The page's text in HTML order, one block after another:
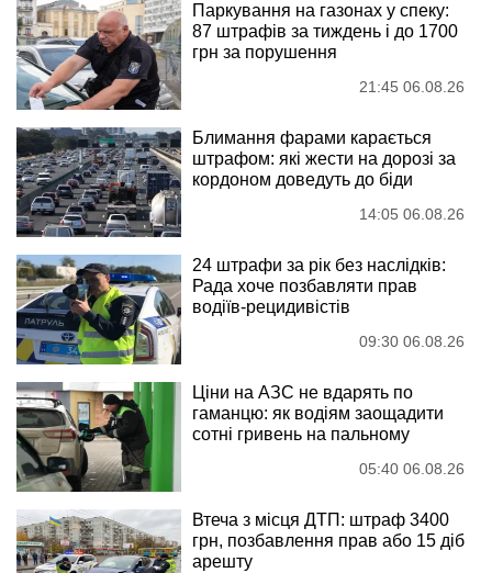
Паркування на газонах у спеку:
87 штрафів за тиждень і до 1700
грн за порушення
21:45 06.08.26
Блимання фарами карається
штрафом: які жести на дорозі за
кордоном доведуть до біди
14:05 06.08.26
24 штрафи за рік без наслідків:
Рада хоче позбавляти прав
водіїв-рецидивістів
09:30 06.08.26
Ціни на АЗС не вдарять по
гаманцю: як водіям заощадити
сотні гривень на пальному
05:40 06.08.26
Втеча з місця ДТП: штраф 3400
грн, позбавлення прав або 15 діб
арешту